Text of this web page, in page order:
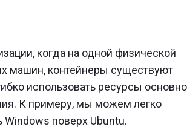
когда на одной физической
машин, контейнеры существуют
использовать ресурсы
К примеру, мы можем легко
Windows поверх Ubuntu.